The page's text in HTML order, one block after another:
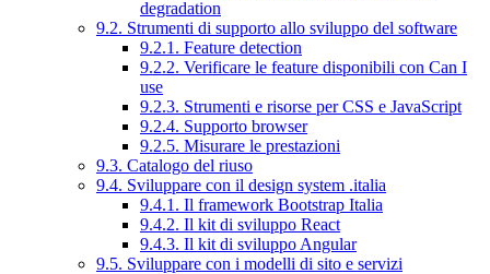
degradation
9.2. Strumenti di supporto allo sviluppo del software
9.2.1. Feature detection
9.2.2. Verificare le feature disponibili con Can I
use
9.2.3. Strumenti e risorse per CSS e JavaScript
9.2.4. Supporto browser
9.2.5. Misurare le prestazioni
9.3. Catalogo del riuso
9.4. Sviluppare con il design system .italia
9.4.1. Il framework Bootstrap Italia
9.4.2. Il kit di sviluppo React
9.4.3. Il kit di sviluppo Angular
9.5. Sviluppare con i modelli di sito e servizi